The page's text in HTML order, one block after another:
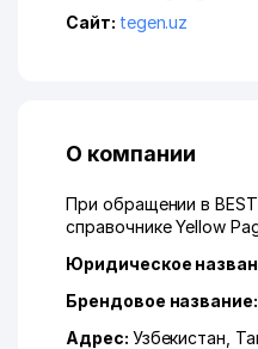
Сайт: tegen.uz
О компании
При обращении в
справочнике Yellow
Юридическое
Брендовое название:
Адрес: Узбекистан,